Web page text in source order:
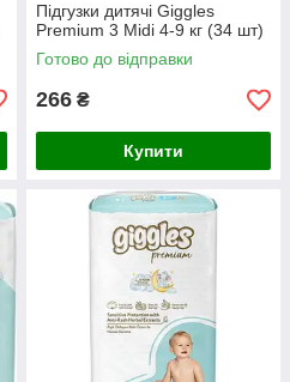
Підгузки дитячі Giggles
Premium 3 Midi 4-9 кг (34 шт)
Готово до відправки
266 ₴
Купити